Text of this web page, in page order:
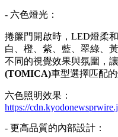
- 六色燈光：
捲簾門開啟時，LED燈柔
白、橙、紫、藍、翠綠、
不同的視覺效果與氛圍，
(TOMICA)車型選擇匹配的
六色照明效果：
https://
- 更高品質的內部設計：